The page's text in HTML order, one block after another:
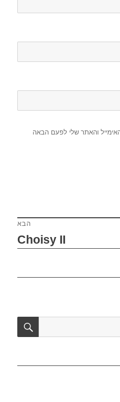
והאתר שלי לפעם הבאה
הבא
Choisy II